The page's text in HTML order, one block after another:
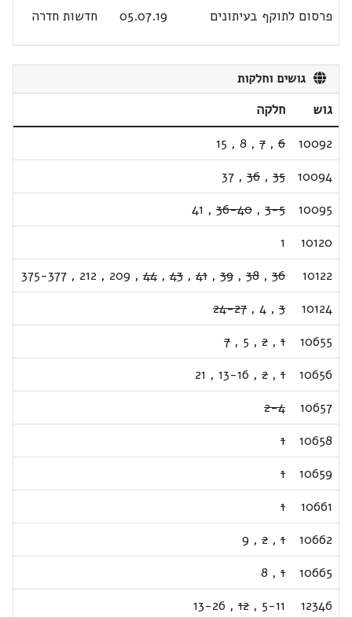
פרסום לתוקף בעיתונים
05.07.19 חדשות חדרה
גושים וחלקות
גוש
חלקה
10092
6
,
7
,
8
,
15
10094
35
,
36
,
37
10095
3-5
,
36-40
,
41
10120
1
10122
36
,
38
,
39
,
41
,
43
,
44
,
209
,
212
,
375-377
10124
3
,
4
,
24-27
10655
1
,
2
,
5
,
7
10656
1
,
2
,
13-16
,
21
10657
2-4
10658
1
10659
1
10661
1
10662
1
,
2
,
9
10665
1
,
8
12346
5-11
,
12
,
13-26